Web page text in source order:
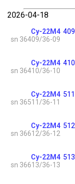
2026-04-18
Су-22М4
sn 36409/36-09
409
Су-22М4
sn 36410/36-10
410
Су-22М4
sn 36511/36-11
511
Су-22М4
sn 36612/36-12
512
Су-22М4
sn 36613/36-13
513